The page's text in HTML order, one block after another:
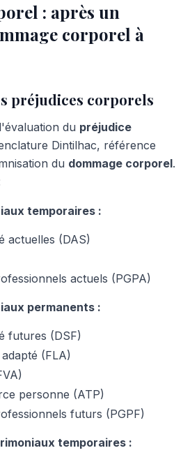
: après un
corporel à
préjudices corporels
du préjudice
Dintilhac, référence
du dommage corporel.
temporaires :
actuelles (DAS)
actuels (PGPA)
permanents :
futures (DSF)
(FLA)
personne (ATP)
futurs (PGPF)
temporaires :